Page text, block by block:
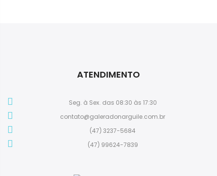
ATENDIMENTO
Seg. à Sex. das 08:30 às 17:30
contato@galeradonarguile.com.br
(47) 3237-5684
(47) 99624-7839